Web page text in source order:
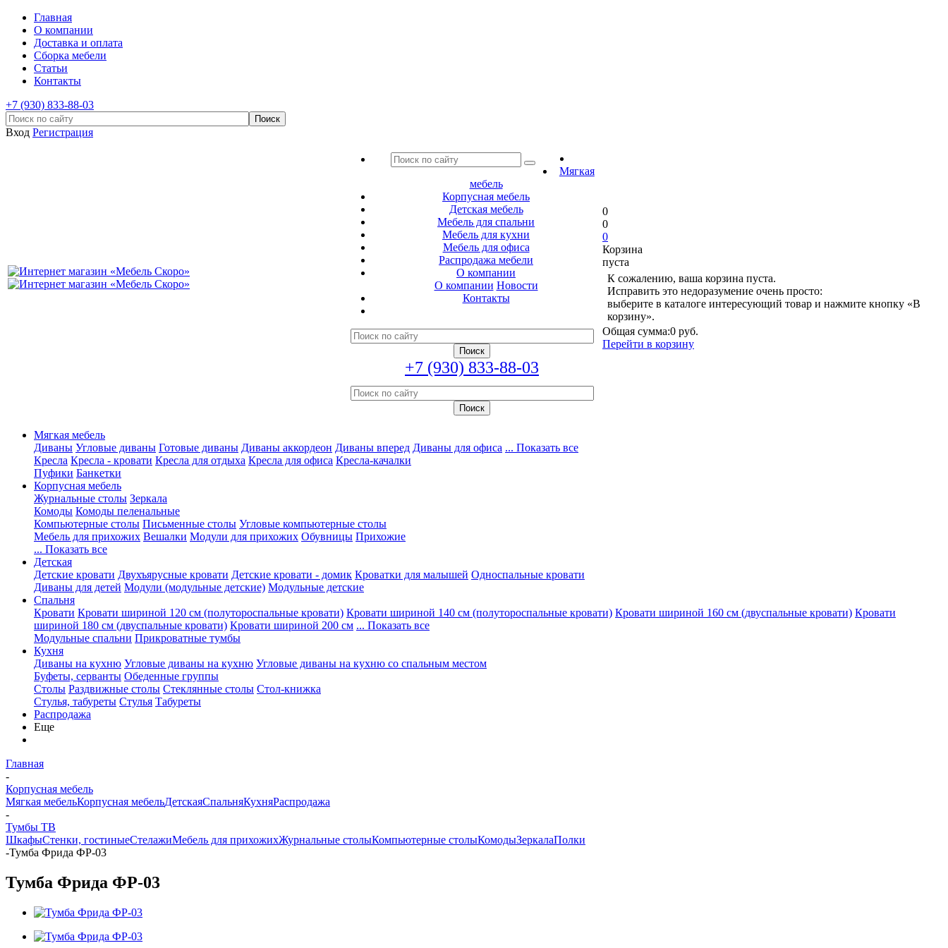
Главная
О компании
Доставка и оплата
Сборка мебели
Статьи
Контакты
+7 (930) 833-88-03
Вход Регистрация
Мягкая
мебель
Корпусная мебель
Детская мебель
Мебель для спальни
Мебель для кухни
Мебель для офиса
Распродажа мебели
О компании
О компании Новости
Контакты
+7 (930) 833-88-03
0
0
0
Корзина
пуста
К сожалению, ваша корзина пуста.
Исправить это недоразумение очень просто:
выберите в каталоге интересующий товар и нажмите кнопку «В
корзину».
Общая сумма:0 руб.
Перейти в корзину
Мягкая мебель
Диваны Угловые диваны Готовые диваны Диваны аккордеон Диваны вперед Диваны для офиса ... Показать все
Кресла Кресла - кровати Кресла для отдыха Кресла для офиса Кресла-качалки
Пуфики Банкетки
Корпусная мебель
Журнальные столы Зеркала
Комоды Комоды пеленальные
Компьютерные столы Письменные столы Угловые компьютерные столы
Мебель для прихожих Вешалки Модули для прихожих Обувницы Прихожие
... Показать все
Детская
Детские кровати Двухъярусные кровати Детские кровати - домик Кроватки для малышей Односпальные кровати
Диваны для детей Модули (модульные детские) Модульные детские
Спальня
Кровати Кровати шириной 120 см (полутороспальные кровати) Кровати шириной 140 см (полутороспальные кровати) Кровати шириной 160 см (двуспальные кровати) Кровати
шириной 180 см (двуспальные кровати) Кровати шириной 200 см ... Показать все
Модульные спальни Прикроватные тумбы
Кухня
Диваны на кухню Угловые диваны на кухню Угловые диваны на кухню со спальным местом
Буфеты, серванты Обеденные группы
Столы Раздвижные столы Стеклянные столы Стол-книжка
Стулья, табуреты Стулья Табуреты
Распродажа
Еще
Главная
-
Корпусная мебель
Мягкая мебельКорпусная мебельДетскаяСпальняКухняРаспродажа
-
Тумбы ТВ
ШкафыСтенки, гостиныеСтелажиМебель для прихожихЖурнальные столыКомпьютерные столыКомодыЗеркалаПолки
-Тумба Фрида ФР-03
Тумба Фрида ФР-03